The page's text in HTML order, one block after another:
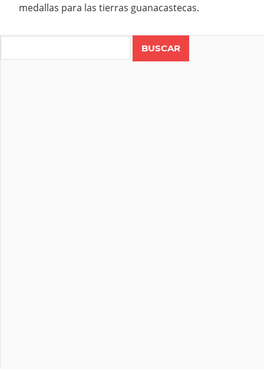
medallas para las tierras guanacastecas.